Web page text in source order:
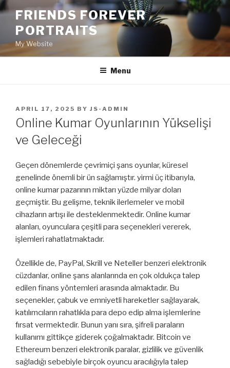
Skip
content
FRIENDS FOREVER
PORTRAITS
My Website
Menu
POSTED
ON
APRIL 17, 2025 BY JS-ADMIN
Online Kumar Oyunlarının Yükselişi
ve Geleceği
Geçen dönemlerde çevrimiçi şans oyunlar, küresel
genelinde önemli bir ün sağlamıştır. yirmi üç itibarıyla,
online kumar pazarının miktarı yüzde milyar doları
geçmiştir. Bu gelişme, teknik ilerlemeler ve mobil
cihazların artışı ile desteklenmektedir. Online kumar
alanları, oyunculara çeşitli para seçenekleri vererek,
işlemleri rahatlatmaktadır.
Özellikle de, PayPal, Skrill ve Neteller benzeri elektronik
cüzdanlar, online şans alanlarında en çok oldukça talep
edilen finans yöntemleri arasında almaktadır. Bu
seçenekler, çabuk ve emniyetli hareketler sağlayarak,
katılımcıların rahatlıkla para depo edip alma işlemlerine
fırsat vermektedir. Bunun yanı sıra, şifreli paraların
kullanımı gittikçe giderek çoğalmaktadır. Bitcoin ve
Ethereum benzeri elektronik paralar, gizlilik ve güvenlik
sağladığı sebebiyle birçok oyuncu aracılığıyla talep